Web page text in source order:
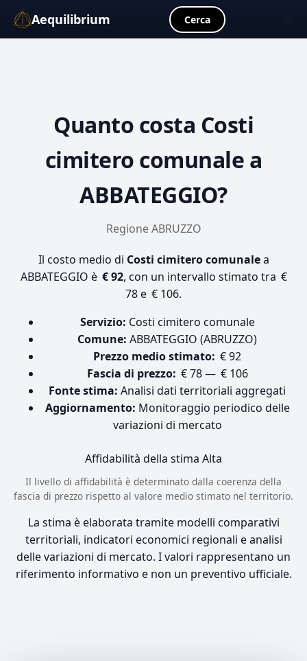
Aequilibrium Cerca
Quanto costa Costi
cimitero comunale a
ABBATEGGIO?
Regione ABRUZZO
Il costo medio di Costi cimitero comunalea
ABBATEGGIO è € 92, con un intervallo stimato tra €
78 e € 106.
Servizio: Costi cimitero comunale
Comune: ABBATEGGIO (ABRUZZO)
Prezzo medio stimato: € 92
Fascia di prezzo: € 78 — € 106
Fonte stima: Analisi dati territoriali aggregati
Aggiornamento: Monitoraggio periodico delle
variazioni di mercato
Affidabilità della stima Alta
Il livello di affidabilità è determinato dalla coerenza della
fascia di prezzo rispetto al valore medio stimato nel territorio.
La stima è elaborata tramite modelli comparativi
territoriali, indicatori economici regionali e analisi
delle variazioni di mercato. I valori rappresentano un
riferimento informativo e non un preventivo ufficiale.